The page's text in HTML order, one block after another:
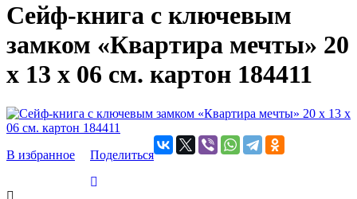
Сейф-книга с ключевым
замком «Квартира мечты» 20
х 13 х 06 см. картон 184411
В избранное Поделиться